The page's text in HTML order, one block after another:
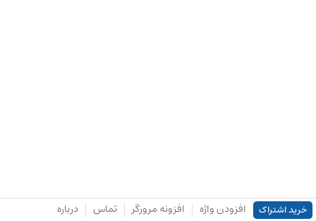
خرید اشتراک افزودن واژه افزونه مرورگر تماس درباره